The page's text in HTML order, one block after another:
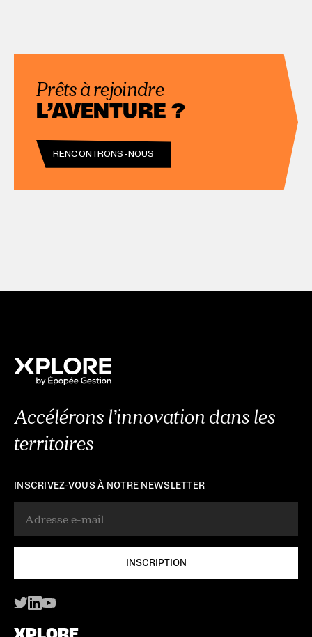
Prêts à rejoindre
L’AVENTURE ?
RENCONTRONS-NOUS
Accélérons l’innovation dans les
territoires
INSCRIVEZ-VOUS À NOTRE NEWSLETTER